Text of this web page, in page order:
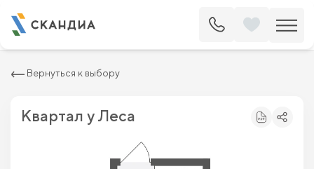
Вернуться к выбору
Квартал у Леса
Квартира c одной спальней 39.2 м
6 098 400 ₽6 930 000 ₽